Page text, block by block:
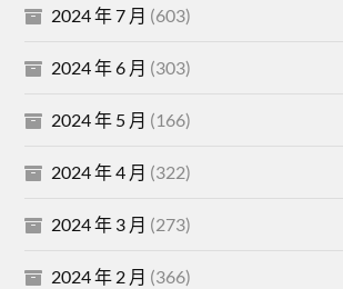
2024 年 7 月 (603)
2024 年 6 月 (303)
2024 年 5 月 (166)
2024 年 4 月 (322)
2024 年 3 月 (273)
2024 年 2 月 (366)